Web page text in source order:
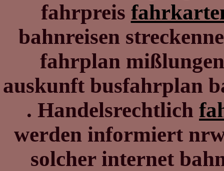
fahrpreis
bahnreisen
fahrplan
auskunft busfahrplan
. Handelsrechtlich
werden informiert
solcher internet